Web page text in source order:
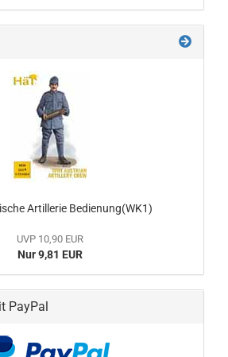
Artillerie Bedienung(WK1)
UVP 10,90 EUR
Nur 9,81 EUR
PayPal